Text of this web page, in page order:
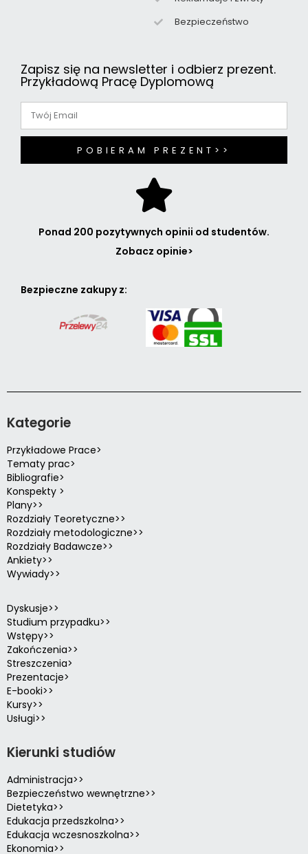
Bezpieczeństwo
Zapisz się na newsletter i odbierz prezent.
Przykładową Pracę Dyplomową
POBIERAM PREZENT>>
Ponad 200 pozytywnych opinii od studentów.
Zobacz opinie>
Bezpieczne zakupy z:
Kategorie
Przykładowe Prace>
Tematy prac>
Bibliografie>
Konspekty >
Plany>>
Rozdziały Teoretyczne>>
Rozdziały metodologiczne>>
Rozdziały Badawcze>>
Ankiety>>
Wywiady>>
Dyskusje>>
Studium przypadku>>
Wstępy>>
Zakończenia>>
Streszczenia>
Prezentacje>
E-booki>>
Kursy>>
Usługi>>
Kierunki studiów
Administracja>>
Bezpieczeństwo wewnętrzne>>
Dietetyka>>
Edukacja przedszkolna>>
Edukacja wczesnoszkolna>>
Ekonomia>>